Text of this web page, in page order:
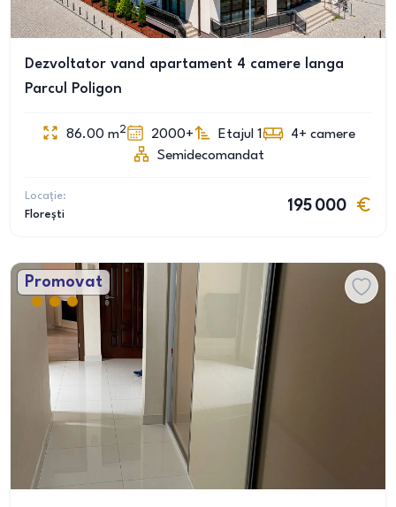
Dezvoltator vand apartament 4 camere langa
Parcul Poligon
86.00 m2 2000+ Etajul 1 4+ camere
Semidecomandat
Locație:
Florești
195 000
Promovat